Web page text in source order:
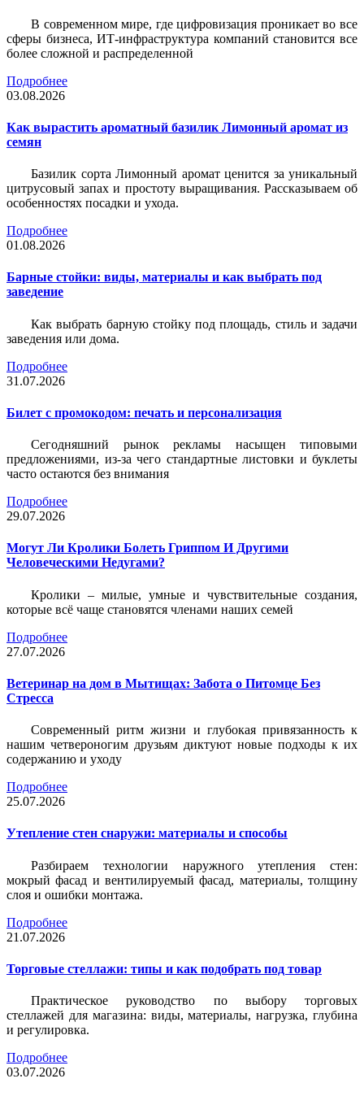
В современном мире, где цифровизация проникает во все
сферы бизнеса, ИТ-инфраструктура компаний становится все
более сложной и распределенной
Подробнее
03.08.2026
Как вырастить ароматный базилик Лимонный аромат из
семян
Базилик сорта Лимонный аромат ценится за уникальный
цитрусовый запах и простоту выращивания. Рассказываем об
особенностях посадки и ухода.
Подробнее
01.08.2026
Барные стойки: виды, материалы и как выбрать под
заведение
Как выбрать барную стойку под площадь, стиль и задачи
заведения или дома.
Подробнее
31.07.2026
Билет c промокодом: печать и персонализация
Сегодняшний рынок рекламы насыщен типовыми
предложениями, из-за чего стандартные листовки и буклеты
часто остаются без внимания
Подробнее
29.07.2026
Могут Ли Кролики Болеть Гриппом И Другими
Человеческими Недугами?
Кролики – милые, умные и чувствительные создания,
которые всё чаще становятся членами наших семей
Подробнее
27.07.2026
Ветеринар на дом в Мытищах: Забота о Питомце Без
Стресса
Современный ритм жизни и глубокая привязанность к
нашим четвероногим друзьям диктуют новые подходы к их
содержанию и уходу
Подробнее
25.07.2026
Утепление стен снаружи: материалы и способы
Разбираем технологии наружного утепления стен:
мокрый фасад и вентилируемый фасад, материалы, толщину
слоя и ошибки монтажа.
Подробнее
21.07.2026
Торговые стеллажи: типы и как подобрать под товар
Практическое руководство по выбору торговых
стеллажей для магазина: виды, материалы, нагрузка, глубина
и регулировка.
Подробнее
03.07.2026